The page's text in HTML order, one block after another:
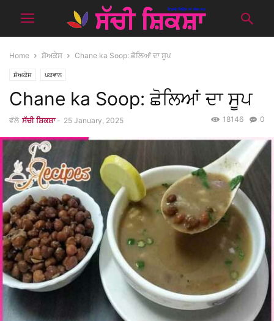
Home ਸ਼ੋਅਕੇਸ Chane ka Soop: ਛੋਲਿਆਂ ਦਾ ਸੂਪ
ਸ਼ੋਅਕੇਸ ਪਕਵਾਨ
Chane ka Soop: ਛੋਲਿਆਂ ਦਾ ਸੂਪ
ਵੱਲੋ ਸੱਚੀ ਸ਼ਿਕਸ਼ਾ - 25 January, 2025 0
18146